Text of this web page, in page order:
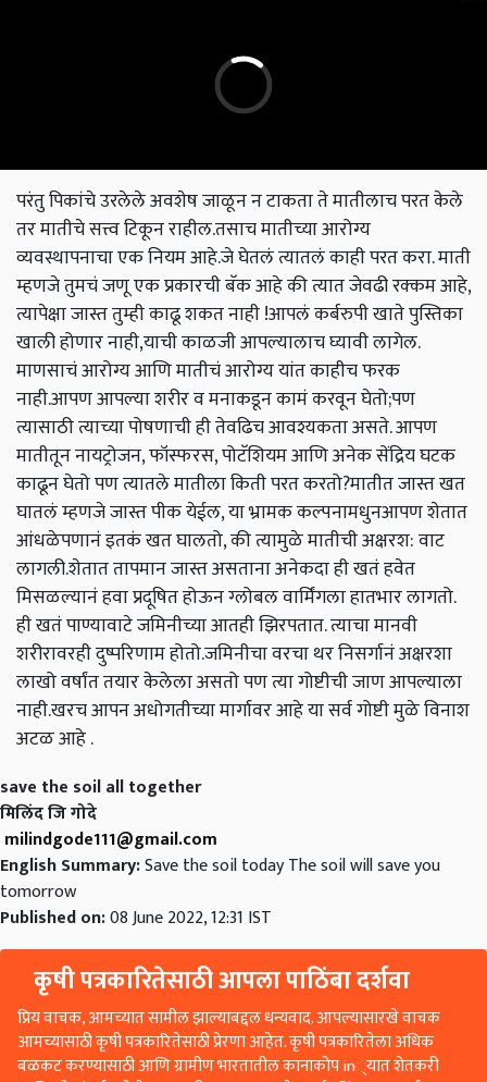
परंतु पिकांचे उरलेले अवशेष जाळून न टाकता ते मातीलाच परत केले
तर मातीचे सत्त्व टिकून राहील.तसाच मातीच्या आरोग्य
व्यवस्थापनाचा एक नियम आहे.जे घेतलं त्यातलं काही परत करा. माती
म्हणजे तुमचं जणू एक प्रकारची बॅक आहे की त्यात जेवढी रक्कम आहे,
त्यापेक्षा जास्त तुम्ही काढू शकत नाही !आपलं कर्बरुपी खाते पुस्तिका
खाली होणार नाही,याची काळजी आपल्यालाच घ्यावी लागेल.
माणसाचं आरोग्य आणि मातीचं आरोग्य यांत काहीच फरक
नाही.आपण आपल्या शरीर व मनाकडून कामं करवून घेतो;पण
त्यासाठी त्याच्या पोषणाची ही तेवढिच आवश्यकता असते. आपण
मातीतून नायट्रोजन, फॉस्फरस, पोटॅशियम आणि अनेक सेंद्रिय घटक
काढून घेतो पण त्यातले मातीला किती परत करतो?मातीत जास्त खत
घातलं म्हणजे जास्त पीक येईल, या भ्रामक कल्पनामधुनआपण शेतात
आंधळेपणानं इतकं खत घालतो, की त्यामुळे मातीची अक्षरश: वाट
लागली.शेतात तापमान जास्त असताना अनेकदा ही खतं हवेत
मिसळल्यानं हवा प्रदूषित होऊन ग्लोबल वार्मिंगला हातभार लागतो.
ही खतं पाण्यावाटे जमिनीच्या आतही झिरपतात. त्याचा मानवी
शरीरावरही दुष्परिणाम होतो.जमिनीचा वरचा थर निसर्गानं अक्षरशा
लाखो वर्षांत तयार केलेला असतो पण त्या गोष्टीची जाण आपल्याला
नाही.खरच आपन अधोगतीच्या मार्गावर आहे या सर्व गोष्टी मुळे विनाश
अटळ आहे .
save the soil all together
मिलिंद जि गोदे
milindgode111@gmail.com
English Summary:Save the soil today The soil will save you
tomorrow
Published on:08 June 2022, 12:31 IST
कृषी पत्रकारितेसाठी आपला पाठिंबा दर्शवा
प्रिय वाचक, आमच्यात सामील झाल्याबद्दल धन्यवाद. आपल्यासारखे वाचक
आमच्यासाठी कृषी पत्रकारितेसाठी प्रेरणा आहेत. कृषी पत्रकारितेला अधिक
बळकट करण्यासाठी आणि ग्रामीण भारतातील कानाकोप in्यात शेतकरी